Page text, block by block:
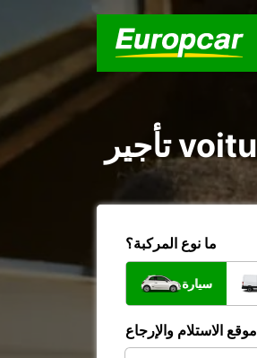
ما نوع المركبة؟
سيارة
موقع الاستلام والإرجاع